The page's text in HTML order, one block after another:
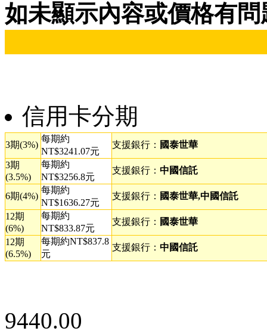
如未顯示內容或價格有
信用卡分期
3期(3%)
每期約
NT$3241.07元
支援銀行： 國泰世華
3期
(3.5%)
每期約
NT$3256.8元
支援銀行： 中國信託
6期(4%)
每期約
NT$1636.27元
支援銀行： 國泰世華,中國信託
12期
(6%)
每期約
NT$833.87元
支援銀行： 國泰世華
12期
(6.5%)
每期約NT$837.8
元
支援銀行： 中國信託
9440.00